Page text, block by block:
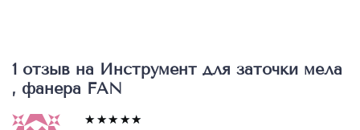
1 отзыв на Инструмент для заточки мела
, фанера FAN